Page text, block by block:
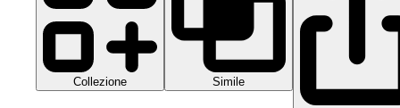
Collezione Simile